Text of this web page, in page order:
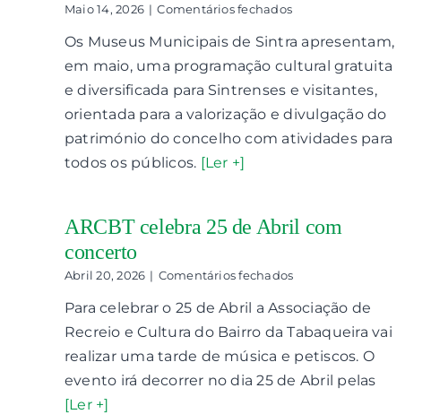
Maio 14, 2026 | Comentários fechadosem
de
Sintra
programação
gratuita
diversificada
Os Museus Municipais de Sintra apresentam,
em maio, uma programação cultural gratuita
e diversificada para Sintrenses e visitantes,
orientada para a valorização e divulgação do
património do concelho com atividades para
todos os públicos. [Ler +]
ARCBT celebra 25 de Abril com
concerto
Abril 20, 2026 | Comentários fechadosem
celebra
25
Abril
com
Para celebrar o 25 de Abril a Associação de
Recreio e Cultura do Bairro da Tabaqueira vai
realizar uma tarde de música e petiscos. O
evento irá decorrer no dia 25 de Abril pelas
[Ler +]